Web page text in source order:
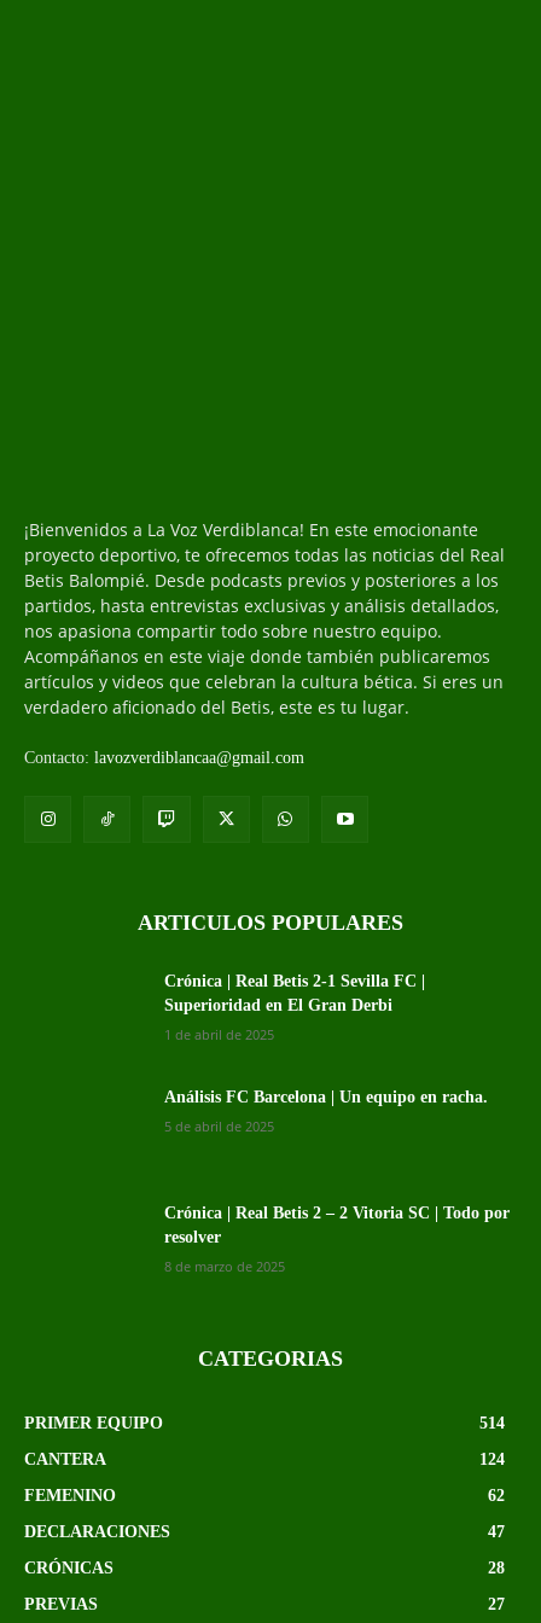
¡Bienvenidos a La Voz Verdiblanca! En este emocionante
proyecto deportivo, te ofrecemos todas las noticias del Real
Betis Balompié. Desde podcasts previos y posteriores a los
partidos, hasta entrevistas exclusivas y análisis detallados,
nos apasiona compartir todo sobre nuestro equipo.
Acompáñanos en este viaje donde también publicaremos
artículos y videos que celebran la cultura bética. Si eres un
verdadero aficionado del Betis, este es tu lugar.
Contacto: lavozverdiblancaa@gmail.com
ARTICULOS POPULARES
Crónica | Real Betis 2-1 Sevilla FC |
Superioridad en El Gran Derbi
1 de abril de 2025
Análisis FC Barcelona | Un equipo en racha.
5 de abril de 2025
Crónica | Real Betis 2 – 2 Vitoria SC | Todo por
resolver
8 de marzo de 2025
CATEGORIAS
PRIMER EQUIPO
514
CANTERA
124
FEMENINO
62
DECLARACIONES
47
CRÓNICAS
28
PREVIAS
27